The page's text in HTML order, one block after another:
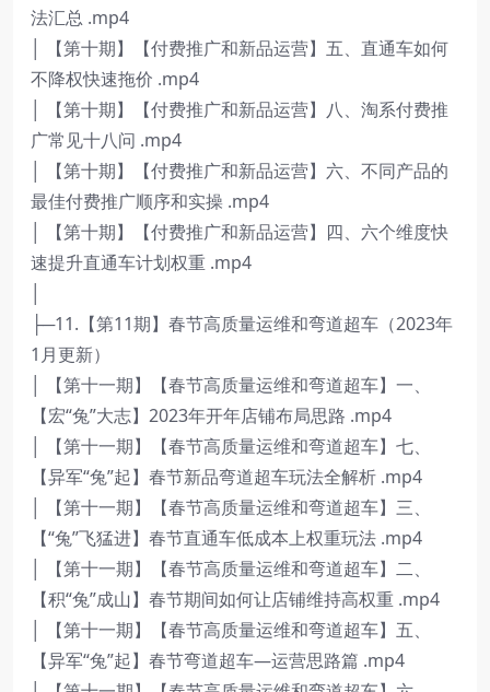
法汇总 .mp4
│ 【第十期】【付费推广和新品运营】五、直通车如何
不降权快速拖价 .mp4
│ 【第十期】【付费推广和新品运营】八、淘系付费推
广常见十八问 .mp4
│ 【第十期】【付费推广和新品运营】六、不同产品的
最佳付费推广顺序和实操 .mp4
│ 【第十期】【付费推广和新品运营】四、六个维度快
速提升直通车计划权重 .mp4
├─11.【第11期】春节高质量运维和弯道超车（2023年
1月更新）
│ 【第十一期】【春节高质量运维和弯道超车】一、
【宏“兔”大志】2023年开年店铺布局思路 .mp4
│ 【第十一期】【春节高质量运维和弯道超车】七、
【异军“兔”起】春节新品弯道超车玩法全解析 .mp4
│ 【第十一期】【春节高质量运维和弯道超车】三、
【“兔”飞猛进】春节直通车低成本上权重玩法 .mp4
│ 【第十一期】【春节高质量运维和弯道超车】二、
【积“兔”成山】春节期间如何让店铺维持高权重 .mp4
│ 【第十一期】【春节高质量运维和弯道超车】五、
【异军“兔”起】春节弯道超车—运营思路篇 .mp4